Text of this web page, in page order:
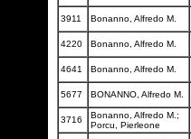
3911 Bonanno, Alfredo M.
4220 Bonanno, Alfredo M.
4641 Bonanno, Alfredo M.
5677 BONANNO, Alfredo M.
3716
Bonanno, Alfredo M.;
Porcu, Pierleone